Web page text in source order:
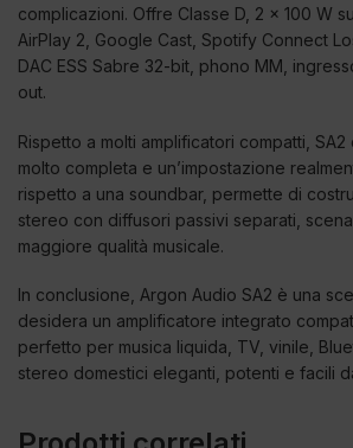
complicazioni. Offre Classe D, 2 x 100 W
AirPlay 2, Google Cast, Spotify Connect
DAC ESS Sabre 32-bit, phono MM,
out.
Rispetto a molti amplificatori compatti,
molto completa e un’impostazione
rispetto a una soundbar, permette di
stereo con diffusori passivi separati,
maggiore qualità musicale.
In conclusione, Argon Audio SA2 è una
desidera un amplificatore integrato
perfetto per musica liquida, TV, vinile,
stereo domestici eleganti, potenti e facili